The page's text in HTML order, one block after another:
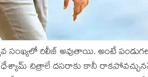
రిలీజ్‍ అవుతాయి. అంటే
చిత్రాలే దసరాకు కానీ